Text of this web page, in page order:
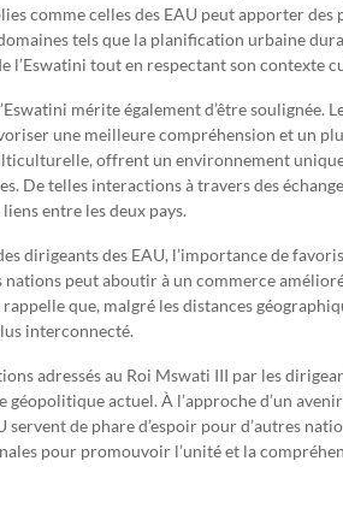
comme celles des EAU peut apporter des
tels que la planification urbaine
l’Eswatini tout en respectant son contexte
mérite également d’être soulignée.
une meilleure compréhension et un
offrent un environnement unique
De telles interactions à travers des
entre les deux pays.
dirigeants des EAU, l’importance de
peut aboutir à un commerce
que, malgré les distances
interconnecté.
adressés au Roi Mswati III par les
géopolitique actuel. À l’approche d’un
servent de phare d’espoir pour d’autres
pour promouvoir l’unité et la